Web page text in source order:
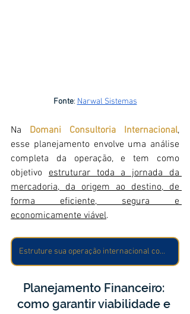
Fonte: Narwal Sistemas
Na Domani Consultoria Internacional,
esse planejamento envolve uma análise
completa da operação, e tem como
objetivo estruturar toda a jornada da
mercadoria, da origem ao destino, de
forma eficiente, segura e
economicamente viável.
Estruture sua operação internacional com segurança!
Planejamento Financeiro:
como garantir viabilidade e